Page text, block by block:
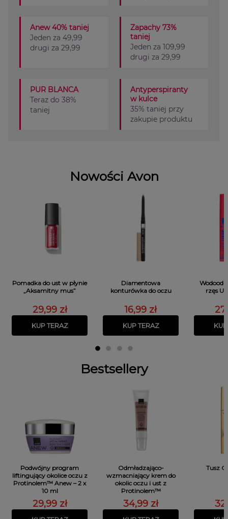
Anew 40% taniej
Jeden za 49,99
drugi za 29,99
Zapachy 73%
taniej
Jeden za 109,99
drugi za 29,99
PUR BLANCA
Teraz do 38%
taniej
Antyperspiranty
w kulce
35% taniej przy
zakupie produktu